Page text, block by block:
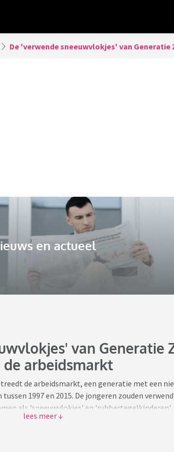
De 'verwende sneeuwvlokjes' van
en actueel
van Generatie
de arbeidsmarkt
de arbeidsmarkt, een generatie met een
1997 en 2015. De jongeren zouden
als 'sneeuwvlokjes' en 'rubbertegelkinderen',
hun problemen hebben weggepoetst.